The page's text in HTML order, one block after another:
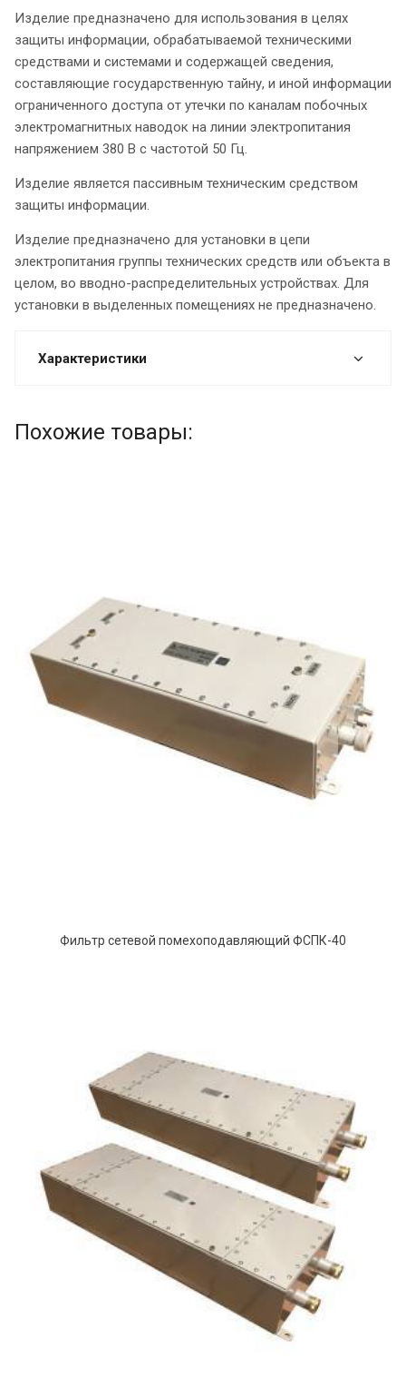
Изделие предназначено для использования в целях
защиты информации, обрабатываемой техническими
средствами и системами и содержащей сведения,
составляющие государственную тайну, и иной информации
ограниченного доступа от утечки по каналам побочных
электромагнитных наводок на линии электропитания
напряжением 380 В с частотой 50 Гц.
Изделие является пассивным техническим средством
защиты информации.
Изделие предназначено для установки в цепи
электропитания группы технических средств или объекта в
целом, во вводно-распределительных устройствах. Для
установки в выделенных помещениях не предназначено.
Характеристики
Похожие товары:
Фильтр сетевой помехоподавляющий ФСПК-40